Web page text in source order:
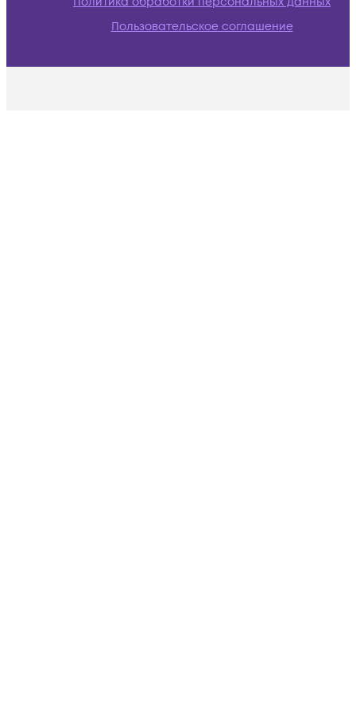
Пользовательское соглашение